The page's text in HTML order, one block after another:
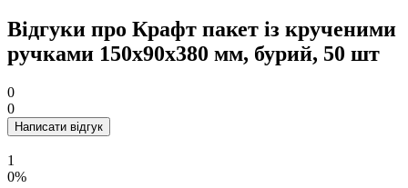
Відгуки про Крафт пакет із крученими
ручками 150x90x380 мм, бурий, 50 шт
0
0
Написати відгук
1
0%